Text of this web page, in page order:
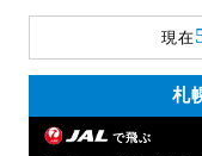
現在
札
で飛ぶ